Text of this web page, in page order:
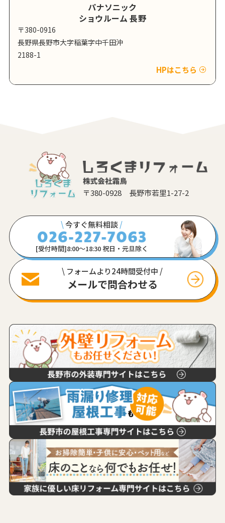
パナソニック
ショウルーム 長野
〒380-0916
長野県長野市大字稲葉字中千田沖
2188-1
HPはこちら
〒380-0928 長野市若里1-27-2
\今すぐ無料相談 /
[受付時間]8:00〜18:30 祝日・元旦除く
\ フォームより24時間受付中 /
メールで問合わせる